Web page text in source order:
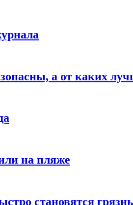
а от каких
на пляже
становятся